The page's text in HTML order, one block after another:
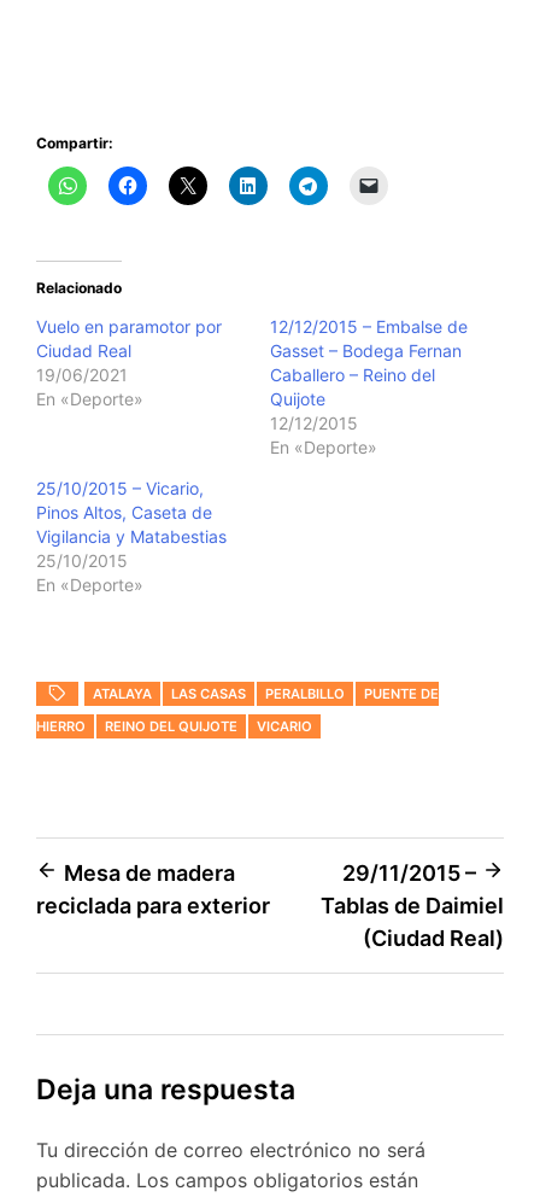
Compartir:
Relacionado
Vuelo en paramotor por
Ciudad Real
19/06/2021
En «Deporte»
12/12/2015 – Embalse de
Gasset – Bodega Fernan
Caballero – Reino del
Quijote
12/12/2015
En «Deporte»
25/10/2015 – Vicario,
Pinos Altos, Caseta de
Vigilancia y Matabestias
25/10/2015
En «Deporte»
ATALAYA LAS CASAS PERALBILLO
PUENTE DE
HIERRO
REINO DEL QUIJOTE VICARIO
Navegación
de
entradas
Mesa de madera
reciclada para exterior
29/11/2015 –
Tablas de Daimiel
(Ciudad Real)
Deja una respuesta
Tu dirección de correo electrónico no será
publicada. Los campos obligatorios están